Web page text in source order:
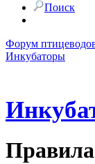
Поиск
Форум
Инкубаторы